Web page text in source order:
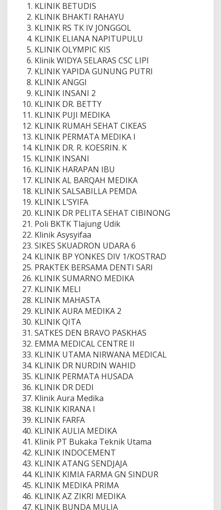
KLINIK BETUDIS
KLINIK BHAKTI RAHAYU
KLINIK RS TK IV JONGGOL
KLINIK ELIANA NAPITUPULU
KLINIK OLYMPIC KIS
Klinik WIDYA SELARAS CSC LIPI
KLINIK YAPIDA GUNUNG PUTRI
KLINIK ANGGI
KLINIK INSANI 2
KLINIK DR. BETTY
KLINIK PUJI MEDIKA
KLINIK RUMAH SEHAT CIKEAS
KLINIK PERMATA MEDIKA I
KLINIK DR. R. KOESRIN. K
KLINIK INSANI
KLINIK HARAPAN IBU
KLINIK AL BARQAH MEDIKA
KLINIK SALSABILLA PEMDA
KLINIK L’SYIFA
KLINIK DR PELITA SEHAT CIBINONG
Poli BKTK Tlajung Udik
Klinik Asysyifaa
SIKES SKUADRON UDARA 6
KLINIK BP YONKES DIV 1/KOSTRAD
PRAKTEK BERSAMA DENTI SARI
KLINIK SUMARNO MEDIKA
KLINIK MELI
KLINIK MAHASTA
KLINIK AURA MEDIKA 2
KLINIK QITA
SATKES DEN BRAVO PASKHAS
EMMA MEDICAL CENTRE II
KLINIK UTAMA NIRWANA MEDICAL
KLINIK DR NURDIN WAHID
KLINIK PERMATA HUSADA
KLINIK DR DEDI
Klinik Aura Medika
KLINIK KIRANA I
KLINIK FARFA
KLINIK AULIA MEDIKA
Klinik PT Bukaka Teknik Utama
KLINIK INDOCEMENT
KLINIK ATANG SENDJAJA
KLINIK KIMIA FARMA GN SINDUR
KLINIK MEDIKA PRIMA
KLINIK AZ ZIKRI MEDIKA
KLINIK BUNDA MULIA